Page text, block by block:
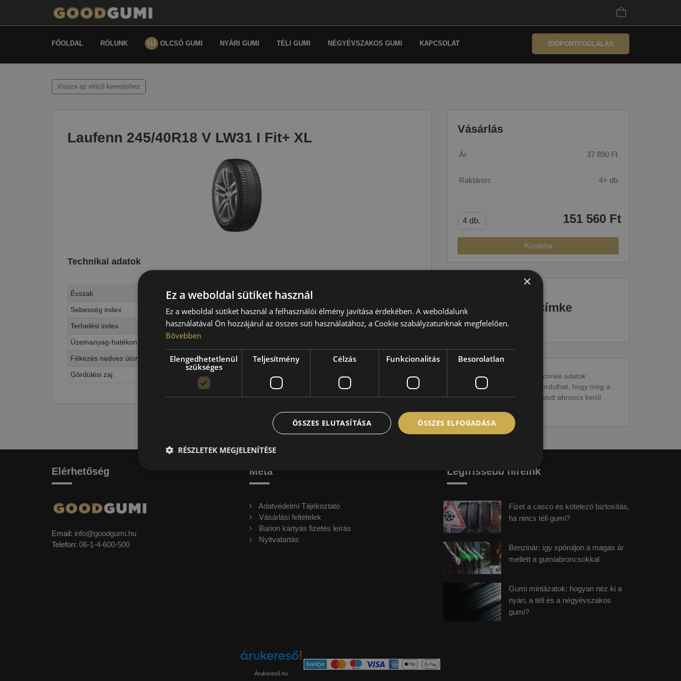
FŐOLDAL RÓLUNK ÚJ OLCSÓ GUMI NYÁRI GUMI TÉLI GUMI NÉGYÉVSZAKOS GUMI KAPCSOLAT IDŐPONTFOGLALÁS
Vissza az előző kereséshez
Laufenn 245/40R18 V LW31 I Fit+ XL
Technikai adatok
Évszak
Téli
Sebesség index
V=240 km/h
Terhelési index
97=730kg
Üzemanyag-hatékonyság
Fékezés nedves úton
Gördülési zaj
Vásárlás
Ár 37 890 Ft
Raktáron: 4+ db
151 560 Ft
Kosárba
EU-s abroncscímke
Figyelem a feltüntetett címke adatok
tájékoztató jellegűek. Előfordulhat, hogy még a
korábbi EU-s címkével ellátott abroncs kerül
Elérhetőség
Email: info@goodgumi.hu
Telefon: 06-1-4-600-500
Meta
Adatvédelmi Tájékoztató
Vásárlási feltételek
Barion kártyás fizetés leírás
Nyitvatartás
Legfrissebb híreink
Fizet a casco és kötelező biztosítás,
ha nincs téli gumi?
Benzinár: így spóroljon a magas ár
mellett a gumiabroncsokkal
Gumi mintázatok: hogyan néz ki a
nyári, a téli és a négyévszakos
gumi?
Árukereső.hu
×
Ez a weboldal sütiket használ
Ez a weboldal sütiket használ a felhasználói élmény javítása érdekében. A weboldalunk
használatával Ön hozzájárul az összes süti használatához, a Cookie szabályzatunknak megfelelően.
Bővebben
Elengedhetetlenül
szükséges
Teljesítmény Célzás Funkcionalitás Besorolatlan
ÖSSZES ELFOGADÁSA
ÖSSZES ELUTASÍTÁSA
RÉSZLETEK MEGJELENÍTÉSE